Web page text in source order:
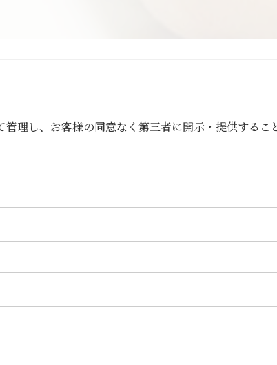
理し、お客様の同意なく第三者に開示・提供するこ